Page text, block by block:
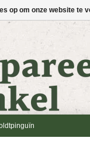
op om onze website te